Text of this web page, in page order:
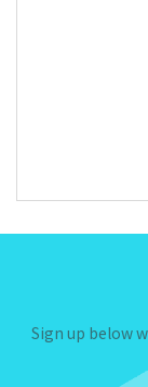
Sign up below